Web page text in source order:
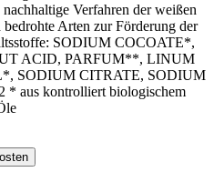
Verfahren der weißen
Arten zur Förderung der
SODIUM COCOATE*,
ACID, PARFUM**, LINUM
SODIUM CITRATE, SODIUM
aus kontrolliert biologischem